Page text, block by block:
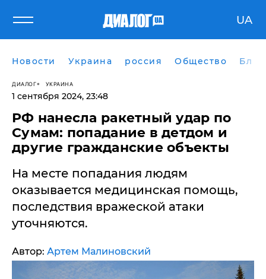
UA
Новости Украина россия Общество
ДИАЛОГ УКРАИНА
1 сентября 2024, 23:48
РФ нанесла ракетный удар по
Сумам: попадание в детдом и
другие гражданские объекты
На месте попадания людям
оказывается медицинская помощь,
последствия вражеской атаки
уточняются.
Автор: Артем Малиновский